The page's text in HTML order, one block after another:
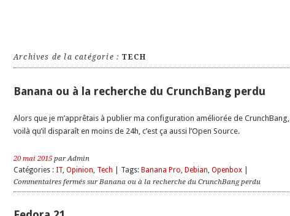
Archives de la catégorie : TECH
Banana ou à la recherche du CrunchBang perdu
Alors que je m’apprêtais à publier ma configuration améliorée de CrunchBang,
voilà qu’il disparaît en moins de 24h, c’est ça aussi l’Open Source.
20 mai 2015 par Admin
Catégories : IT, Opinion, Tech | Tags: Banana Pro, Debian, Openbox
Commentaires fermés sur Banana ou à la recherche du CrunchBang perdu